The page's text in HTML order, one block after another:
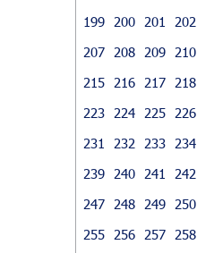
199
200 201 202
207
208 209 210
215
216 217 218
223
224 225 226
231
232 233 234
239
240 241 242
247
248 249 250
255
256 257 258